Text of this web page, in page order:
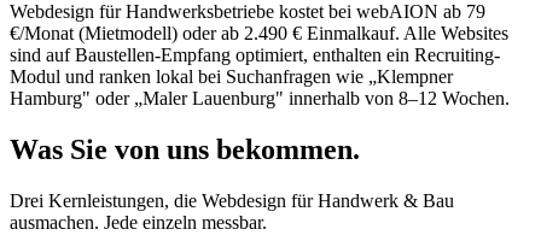
Webdesign für Handwerksbetriebe kostet bei webAION ab 79
€/Monat (Mietmodell) oder ab 2.490 € Einmalkauf. Alle Websites
sind auf Baustellen-Empfang optimiert, enthalten ein Recruiting-
Modul und ranken lokal bei Suchanfragen wie „Klempner
Hamburg" oder „Maler Lauenburg" innerhalb von 8–12 Wochen.
Was Sie von uns bekommen.
Drei Kernleistungen, die Webdesign für Handwerk & Bau
ausmachen. Jede einzeln messbar.